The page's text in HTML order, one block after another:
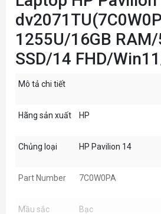
1255U/16GB
SSD/14 FHD/
Mô tả chi tiết
Hãng sản xuất HP
Chủng loại HP Pavilion 14
Part Number 7C0W0PA
Mầu sắc Bạc